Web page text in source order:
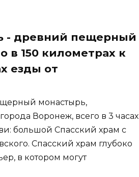
- древний пещерный
150 километрах к
езды от
монастырь,
Воронеж, всего в 3 часах
большой Спасский храм с
Спасский храм глубоко
в котором могут